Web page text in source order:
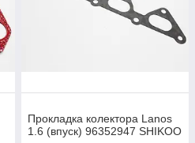
Прокладка колектора Lanos
1.6 (впуск) 96352947 SHIKOO